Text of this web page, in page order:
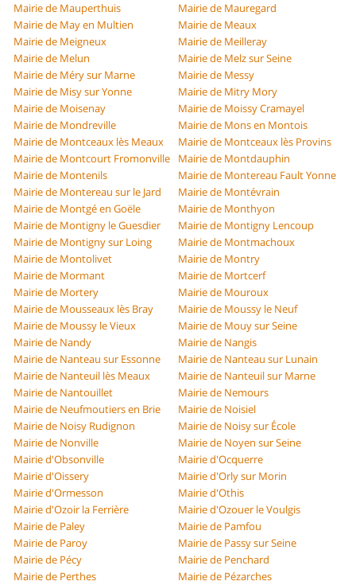
Mairie de Mauperthuis
Mairie de Mauregard
Mairie de May en Multien
Mairie de Meaux
Mairie de Meigneux
Mairie de Meilleray
Mairie de Melun
Mairie de Melz sur Seine
Mairie de Méry sur Marne
Mairie de Messy
Mairie de Misy sur Yonne
Mairie de Mitry Mory
Mairie de Moisenay
Mairie de Moissy Cramayel
Mairie de Mondreville
Mairie de Mons en Montois
Mairie de Montceaux lès Meaux
Mairie de Montceaux lès Provins
Mairie de Montcourt Fromonville
Mairie de Montdauphin
Mairie de Montenils
Mairie de Montereau Fault Yonne
Mairie de Montereau sur le Jard
Mairie de Montévrain
Mairie de Montgé en Goële
Mairie de Monthyon
Mairie de Montigny le Guesdier
Mairie de Montigny Lencoup
Mairie de Montigny sur Loing
Mairie de Montmachoux
Mairie de Montolivet
Mairie de Montry
Mairie de Mormant
Mairie de Mortcerf
Mairie de Mortery
Mairie de Mouroux
Mairie de Mousseaux lès Bray
Mairie de Moussy le Neuf
Mairie de Moussy le Vieux
Mairie de Mouy sur Seine
Mairie de Nandy
Mairie de Nangis
Mairie de Nanteau sur Essonne
Mairie de Nanteau sur Lunain
Mairie de Nanteuil lès Meaux
Mairie de Nanteuil sur Marne
Mairie de Nantouillet
Mairie de Nemours
Mairie de Neufmoutiers en Brie
Mairie de Noisiel
Mairie de Noisy Rudignon
Mairie de Noisy sur École
Mairie de Nonville
Mairie de Noyen sur Seine
Mairie d'Obsonville
Mairie d'Ocquerre
Mairie d'Oissery
Mairie d'Orly sur Morin
Mairie d'Ormesson
Mairie d'Othis
Mairie d'Ozoir la Ferrière
Mairie d'Ozouer le Voulgis
Mairie de Paley
Mairie de Pamfou
Mairie de Paroy
Mairie de Passy sur Seine
Mairie de Pécy
Mairie de Penchard
Mairie de Perthes
Mairie de Pézarches